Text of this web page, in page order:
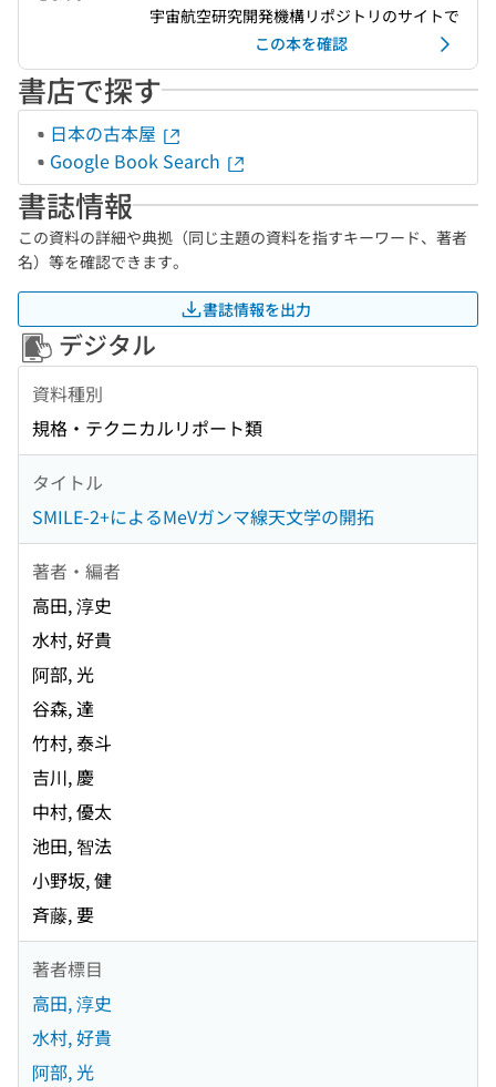
宇宙航空研究開発機構リポジトリのサイトで
この本を確認
書店で探す
日本の古本屋
Google Book Search
書誌情報
この資料の詳細や典拠（同じ主題の資料を指すキーワード、著者
名）等を確認できます。
書誌情報を出力
デジタル
資料種別
規格・テクニカルリポート類
タイトル
SMILE-2+によるMeVガンマ線天文学の開拓
著者・編者
高田, 淳史
水村, 好貴
阿部, 光
谷森, 達
竹村, 泰斗
吉川, 慶
中村, 優太
池田, 智法
小野坂, 健
斉藤, 要
著者標目
高田, 淳史
水村, 好貴
阿部, 光